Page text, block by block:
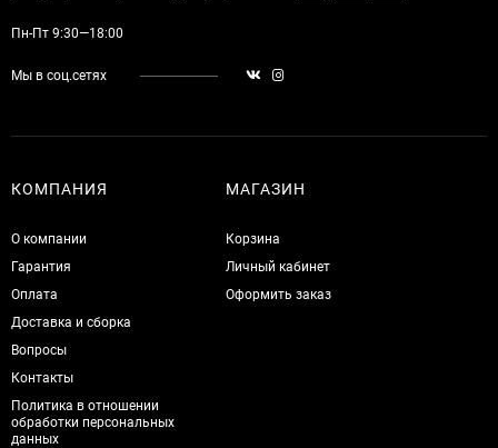
Пн-Пт 9:30—18:00
Мы в соц.сетях
КОМПАНИЯ
О компании
Гарантия
Оплата
Доставка и сборка
Вопросы
Контакты
Политика в отношении
обработки персональных
данных
МАГАЗИН
Корзина
Личный кабинет
Оформить заказ